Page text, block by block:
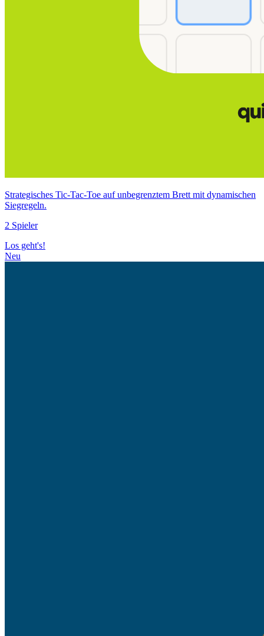
Strategisches Tic‑Tac‑Toe auf unbegrenztem Brett mit dynamischen
Siegregeln.
2 Spieler
Los geht's!
Neu